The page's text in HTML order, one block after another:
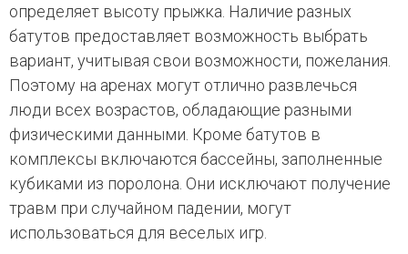
определяет высоту прыжка. Наличие разных
батутов предоставляет возможность выбрать
вариант, учитывая свои возможности, пожелания.
Поэтому на аренах могут отлично развлечься
люди всех возрастов, обладающие разными
физическими данными. Кроме батутов в
комплексы включаются бассейны, заполненные
кубиками из поролона. Они исключают получение
травм при случайном падении, могут
использоваться для веселых игр.